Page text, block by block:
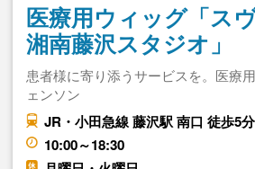
医療用ウィッグ「ス
湘南藤沢スタジオ」
患者様に寄り添うサービスを。医療
ェンソン
JR・小田急線 藤沢駅 南口 徒歩5分
10:00～18:30